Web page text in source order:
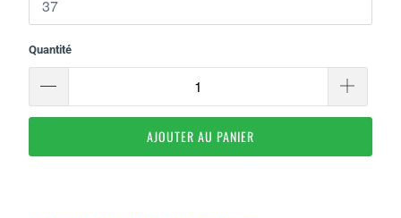
Quantité
AJOUTER AU PANIER